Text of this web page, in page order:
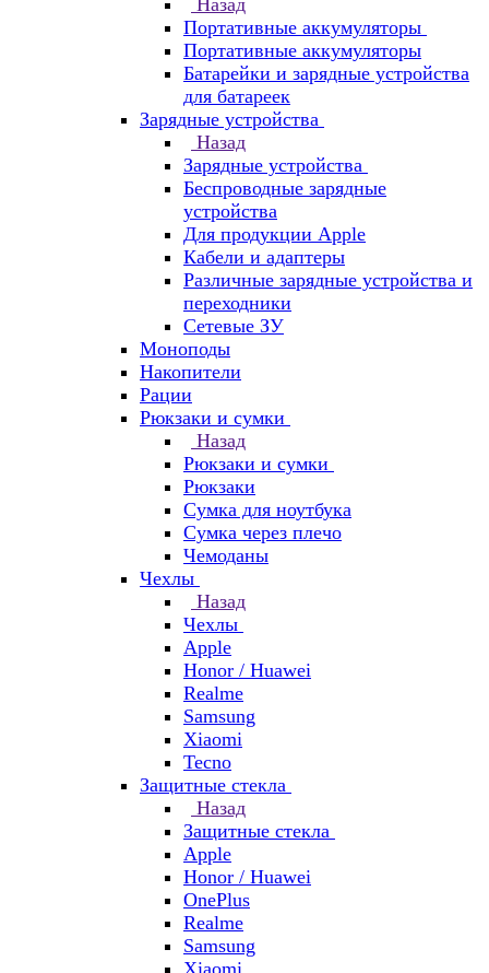
Назад
Портативные аккумуляторы
Портативные аккумуляторы
Батарейки и зарядные устройства
для батареек
Зарядные устройства
Назад
Зарядные устройства
Беспроводные зарядные
устройства
Для продукции Apple
Кабели и адаптеры
Различные зарядные устройства и
переходники
Сетевые ЗУ
Моноподы
Накопители
Рации
Рюкзаки и сумки
Назад
Рюкзаки и сумки
Рюкзаки
Сумка для ноутбука
Сумка через плечо
Чемоданы
Чехлы
Назад
Чехлы
Apple
Honor / Huawei
Realme
Samsung
Xiaomi
Tecno
Защитные стекла
Назад
Защитные стекла
Apple
Honor / Huawei
OnePlus
Realme
Samsung
Xiaomi